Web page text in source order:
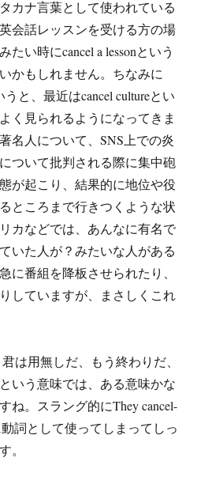
カナ言葉として使われている
会話レッスンを受ける方の場
い時にcancel a lessonという
かもしれません。ちなみに
と、最近はcancel cultureとい
く見られるようになってきま
名人について、SNS上での炎
ついて批判される際に集中砲
が起こり、結果的に地位や役
ところまで行きつくような状
カなどでは、あんなに有名で
いた人が？みたいな人がある
に番組を降板させられたり、
していますが、まさしくこれ
君は用無しだ、もう終わりだ、
いう意味では、ある意味かな
ね。スラング的にThey cancel-
詞として使ってしまってしっ
。